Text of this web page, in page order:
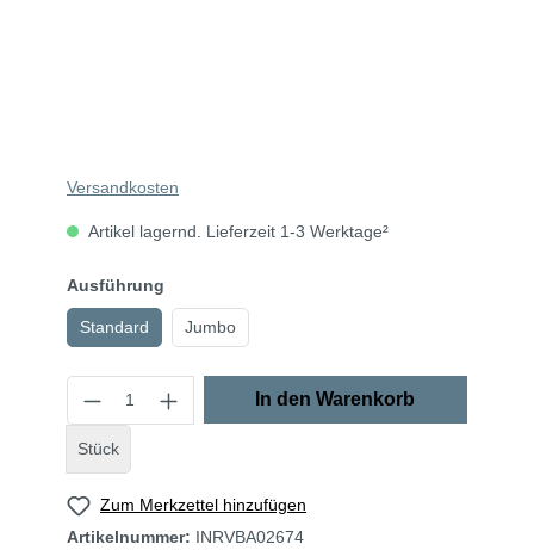
Versandkosten
Artikel lagernd. Lieferzeit 1-3 Werktage²
Ausführung
Standard Jumbo
Stück
In den Warenkorb
Zum Merkzettel hinzufügen
Artikelnummer: INRVBA02674